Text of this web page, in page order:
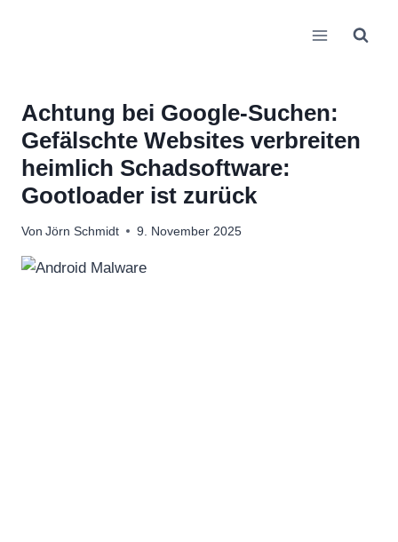
Achtung bei Google-Suchen:
Gefälschte Websites verbreiten
heimlich Schadsoftware:
Gootloader ist zurück
Von Jörn Schmidt 9. November 2025